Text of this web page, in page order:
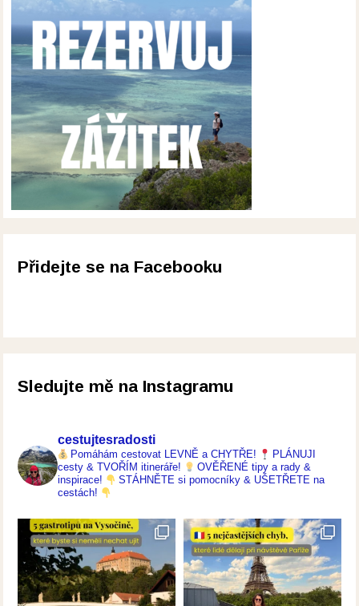
Přidejte se na Facebooku
Sledujte mě na Instagramu
cestujtesradosti
Pomáhám cestovat LEVNĚ a CHYTŘE!
PLÁNUJI
cesty & TVOŘÍM itineráře!
OVĚŘENÉ tipy a rady &
inspirace!
STÁHNĚTE si pomocníky & UŠETŘETE na
cestách!